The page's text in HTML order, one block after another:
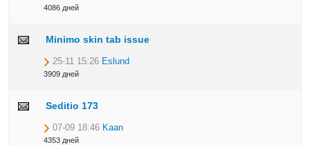
4086 дней
Minimo skin tab issue
25-11 15:26 Eslund
3909 дней
Seditio 173
07-09 18:46 Kaan
4353 дней